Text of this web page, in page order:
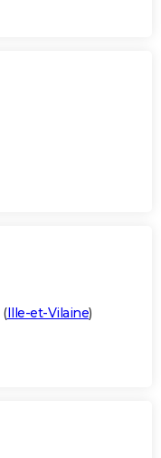
(Ille-et-Vilaine)